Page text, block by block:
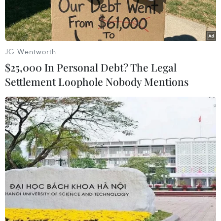
phục vụ hoạt động bay trước ảnh hưởng của cơn
bão số 1.
Máy bay của các hãng hàng không tại sân bay quốc tế Nội Bài.
(Ảnh: PV/Vietnam+)
Sau khi bão số 1 (tên quốc tế là Talim) đổ bộ vào
đất liền và suy yếu, chiều 18/7, Giám đốc Cảng
JG Wentworth
$25,000 In Personal Debt? The Legal
Settlement Loophole Nobody Mentions